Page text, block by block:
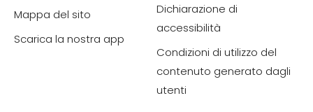
Mappa del sito
Scarica la nostra app
Dichiarazione di
accessibilità
Condizioni di utilizzo del
contenuto generato dagli
utenti